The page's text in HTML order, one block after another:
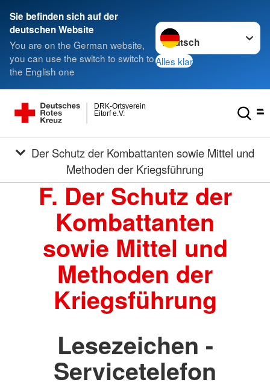
Sie befinden sich auf der
deutschen Website
You are on the German website,
you can use the switch to switch to
the English one
Sprache wechseln zu
Alles klar
Eitorf e.V.
DRK-Ortsverein
Methoden der Kriegsführung
F. Der Schutz der
Kombattanten
sowie Mittel und
Methoden der
Kriegsführung
Lesezeichen -
Servicetelefon